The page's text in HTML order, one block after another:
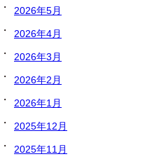
2026年5月
2026年4月
2026年3月
2026年2月
2026年1月
2025年12月
2025年11月